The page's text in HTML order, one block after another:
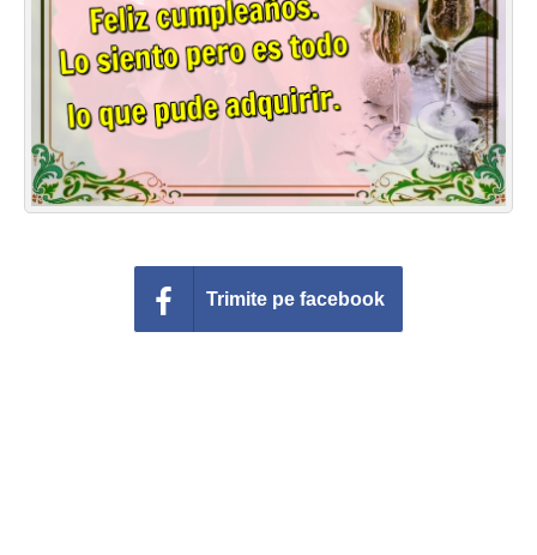
Felicitari animate
Invitatii personalizate
Trimite pe facebook